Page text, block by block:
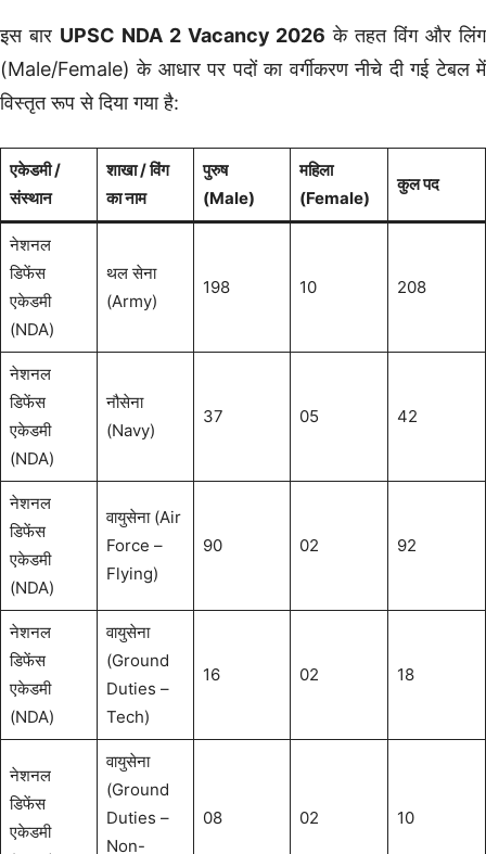
इस बार UPSC NDA 2 Vacancy 2026 के तहत विंग और लिंग
(Male/Female) के आधार पर पदों का वर्गीकरण नीचे दी गई टेबल में
विस्तृत रूप से दिया गया है:
एकेडमी /
संस्थान
शाखा / विंग
का नाम
पुरुष
(Male)
महिला
(Female)
कुल पद
नेशनल
डिफेंस
एकेडमी
(NDA)
थल सेना
(Army)
198 10 208
नेशनल
डिफेंस
एकेडमी
(NDA)
नौसेना
(Navy)
37 05 42
नेशनल
डिफेंस
एकेडमी
(NDA)
वायुसेना (Air
Force –
Flying)
90 02 92
नेशनल
डिफेंस
एकेडमी
(NDA)
वायुसेना
(Ground
Duties –
Tech)
16 02 18
नेशनल
डिफेंस
एकेडमी
वायुसेना
(Ground
Duties –
Non-
08 02 10